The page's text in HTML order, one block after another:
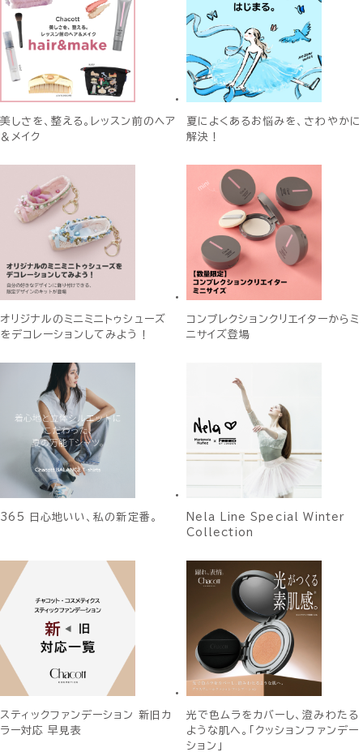
美しさを、整える。レッスン前のヘア
＆メイク
夏によくあるお悩みを、さわやかに
解決！
オリジナルのミニミニトゥシューズ
をデコレーションしてみよう！
コンプレクションクリエイターからミ
ニサイズ登場
365 日心地いい、私の新定番。
Nela Line Special Winter
Collection
スティックファンデーション 新旧カ
ラー対応 早見表
光で色ムラをカバーし、澄みわたる
ような肌へ。「クッションファンデー
ション」